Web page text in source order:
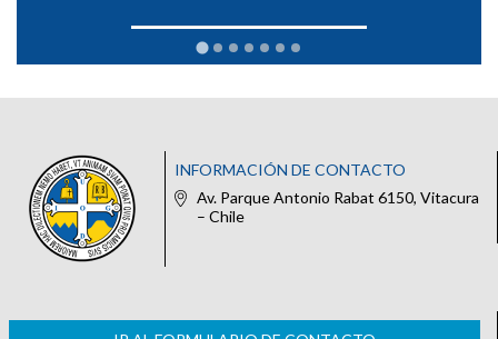
INFORMACIÓN DE CONTACTO
Av. Parque Antonio Rabat 6150, Vitacura
– Chile